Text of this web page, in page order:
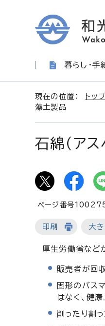
暮らし・手
現在の位置： トッ
藻土製品
石綿（ア
ページ番号
印刷 大
厚生労働省など
販売者が回
固形のバス
はなく、健
削ったり割